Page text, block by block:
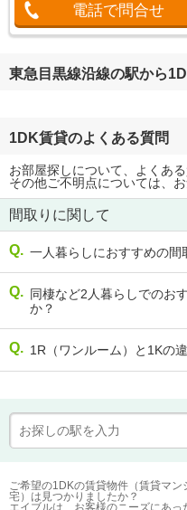
電話で問合せ
東急目黒線沿線の駅から
1DK賃貸のよくある質問
お部屋探しについて、よくあ
その他ご不明点については、
間取りに関して
一人暮らしにおすすめの間
同棲など2人暮らしでのお
か？
1R（ワンルーム）と1Kの
ご希望の1DKの賃貸物件（賃貸マ
宅）は見つかりましたか？
エイブルは、お客様のニーズにあ